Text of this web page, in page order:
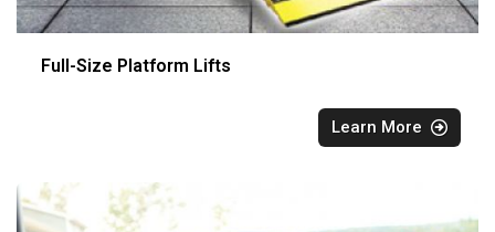
Full-Size Platform Lifts
Learn More